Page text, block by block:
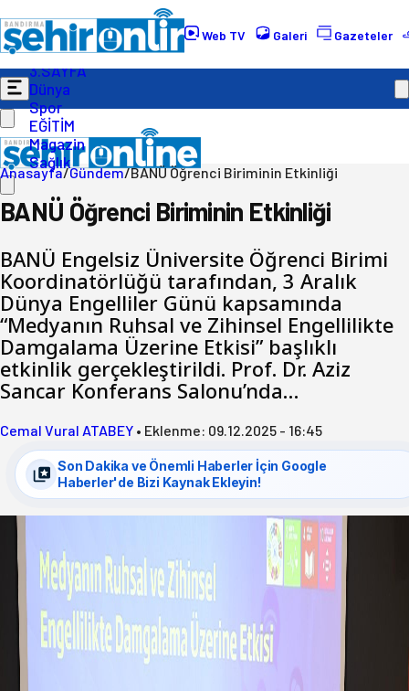
Web TV Galeri Gazeteler
Gündem
Ekonomi
Politika
3.SAYFA
Dünya
Spor
EĞİTİM
Magazin
Sağlık
Anasayfa/Gündem/BANÜ Öğrenci Biriminin Etkinliği
BANÜ Öğrenci Biriminin Etkinliği
BANÜ Engelsiz Üniversite Öğrenci Birimi
Koordinatörlüğü tarafından, 3 Aralık
Dünya Engelliler Günü kapsamında
“Medyanın Ruhsal ve Zihinsel Engellilikte
Damgalama Üzerine Etkisi” başlıklı
etkinlik gerçekleştirildi. Prof. Dr. Aziz
Sancar Konferans Salonu’nda…
Cemal Vural ATABEY • Eklenme: 09.12.2025 - 16:45
Son Dakika ve Önemli Haberler İçin Google
Haberler'de Bizi Kaynak Ekleyin!